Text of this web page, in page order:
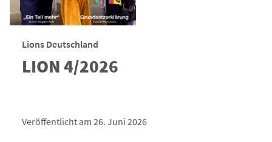
Lions Deutschland
LION 4/2026
Veröffentlicht am 26. Juni 2026